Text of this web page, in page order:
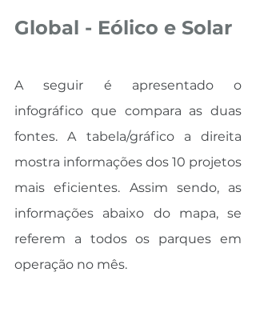
Global - Eólico e Solar
A seguir é apresentado o
infográfico que compara as duas
fontes. A tabela/gráfico a direita
mostra informações dos 10 projetos
mais eficientes. Assim sendo, as
informações abaixo do mapa, se
referem a todos os parques em
operação no mês.